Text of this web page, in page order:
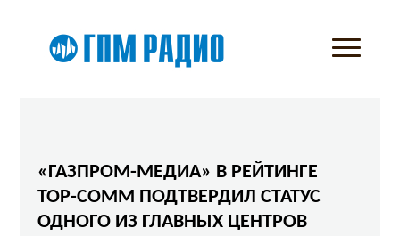
«ГАЗПРОМ-МЕДИА» В РЕЙТИНГЕ
TOP-COMM ПОДТВЕРДИЛ СТАТУС
ОДНОГО ИЗ ГЛАВНЫХ ЦЕНТРОВ